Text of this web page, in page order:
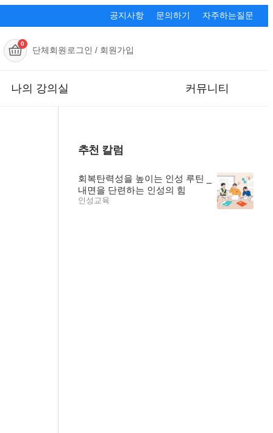
공지사항 문의하기 자주하는질문
0
단체회원로그인 / 회원가입
나의 강의실 커뮤니티
추천 칼럼
회복탄력성을 높이는 인성 루틴 _
내면을 단련하는 인성의 힘
인성교육